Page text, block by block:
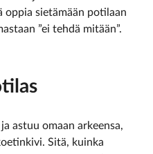
oppia sietämään potilaan
”ei tehdä mitään”.
astuu omaan arkeensa,
Sitä, kuinka